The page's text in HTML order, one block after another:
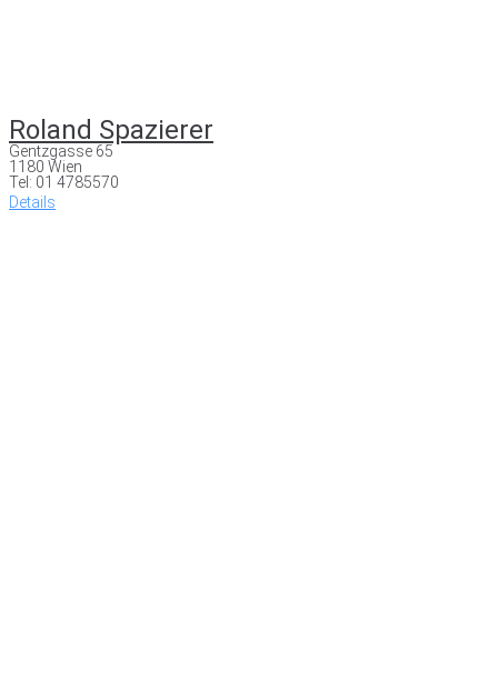
Roland Spazierer
Gentzgasse 65
1180 Wien
Tel: 01 4785570
Details